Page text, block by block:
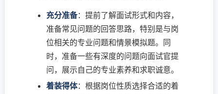
充分准备：提前了解面试形式和内容，
准备常见问题的回答思路，特别是与岗
位相关的专业问题和情景模拟题。同
时，准备一些有深度的问题向面试官提
问，展示自己的专业素养和求职诚意。
着装得体：根据岗位性质选择合适的着